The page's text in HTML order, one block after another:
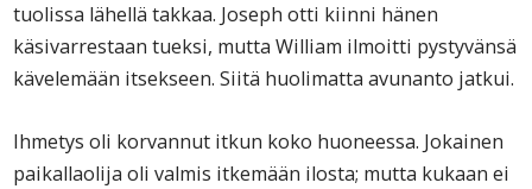
tuolissa lähellä takkaa. Joseph otti kiinni hänen
käsivarrestaan tueksi, mutta William ilmoitti pystyvänsä
kävelemään itsekseen. Siitä huolimatta avunanto jatkui.
Ihmetys oli korvannut itkun koko huoneessa. Jokainen
paikallaolija oli valmis itkemään ilosta; mutta kukaan ei